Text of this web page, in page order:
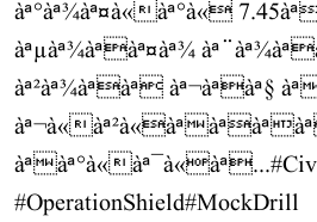
àª°àª¾àª¤à«àª°à«
àªµàª¾àªàª¤àª¾
àª²àª¾àªàª àª¬àªàª§
àªàª°à«àª¯à«àª...
#OperationShield#MockDrill